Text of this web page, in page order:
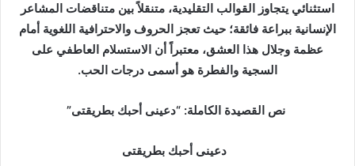
استثنائي يتجاوز القوالب التقليدية، متنقلاً بين متناقضات المشاعر
الإنسانية ببراعة فائقة؛ حيث تعجز الحروف والاحترافية اللغوية أمام
عظمة وجلال هذا العشق، معتبراً أن الاستسلام العاطفي على
السجية والفطرة هو أسمى درجات الحب.
نص القصيدة الكاملة: “دعينى أحبك بطريقتى”
دعينى أحبك بطريقتى